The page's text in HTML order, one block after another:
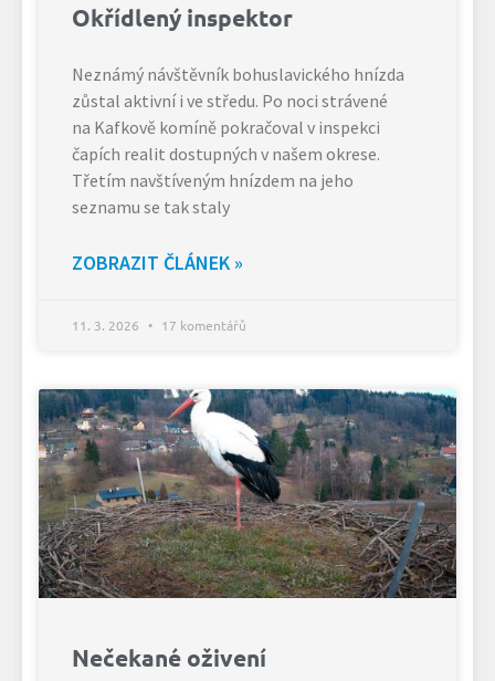
Okřídlený inspektor
Neznámý návštěvník bohuslavického hnízda
zůstal aktivní i ve středu. Po noci strávené
na Kafkově komíně pokračoval v inspekci
čapích realit dostupných v našem okrese.
Třetím navštíveným hnízdem na jeho
seznamu se tak staly
ZOBRAZIT ČLÁNEK »
11. 3. 2026 17 komentářů
Nečekané oživení